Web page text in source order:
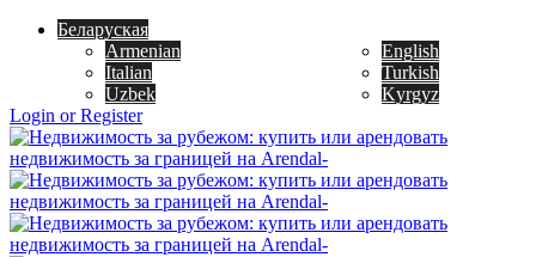
Беларуская
Armenian
English
Italian
Turkish
Uzbek
Kyrgyz
Login or Register